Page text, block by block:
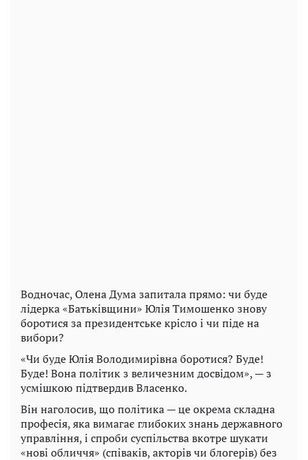
Водночас, Олена Дума запитала прямо: чи буде
лідерка «Батьківщини» Юлія Тимошенко знову
боротися за президентське крісло і чи піде на
вибори?
«Чи буде Юлія Володимирівна боротися? Буде!
Буде! Вона політик з величезним досвідом», — з
усмішкою підтвердив Власенко.
Він наголосив, що політика — це окрема складна
професія, яка вимагає глибоких знань державного
управління, і спроби суспільства вкотре шукати
«нові обличчя» (співаків, акторів чи блогерів) без